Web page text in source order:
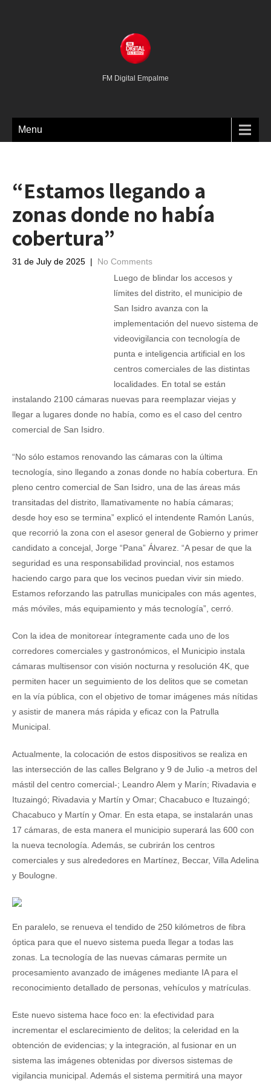
FM Digital Empalme
Menu
“Estamos llegando a
zonas donde no había
cobertura”
31 de July de 2025 | No Comments
Luego de blindar los accesos y
límites del distrito, el municipio de
San Isidro avanza con la
implementación del nuevo sistema de
videovigilancia con tecnología de
punta e inteligencia artificial en los
centros comerciales de las distintas
localidades. En total se están
instalando 2100 cámaras nuevas para reemplazar viejas y
llegar a lugares donde no había, como es el caso del centro
comercial de San Isidro.
“No sólo estamos renovando las cámaras con la última
tecnología, sino llegando a zonas donde no había cobertura. En
pleno centro comercial de San Isidro, una de las áreas más
transitadas del distrito, llamativamente no había cámaras;
desde hoy eso se termina” explicó el intendente Ramón Lanús,
que recorrió la zona con el asesor general de Gobierno y primer
candidato a concejal, Jorge “Pana” Álvarez. “A pesar de que la
seguridad es una responsabilidad provincial, nos estamos
haciendo cargo para que los vecinos puedan vivir sin miedo.
Estamos reforzando las patrullas municipales con más agentes,
más móviles, más equipamiento y más tecnología”, cerró.
Con la idea de monitorear íntegramente cada uno de los
corredores comerciales y gastronómicos, el Municipio instala
cámaras multisensor con visión nocturna y resolución 4K, que
permiten hacer un seguimiento de los delitos que se cometan
en la vía pública, con el objetivo de tomar imágenes más nítidas
y asistir de manera más rápida y eficaz con la Patrulla
Municipal.
Actualmente, la colocación de estos dispositivos se realiza en
las intersección de las calles Belgrano y 9 de Julio -a metros del
mástil del centro comercial-; Leandro Alem y Marín; Rivadavia e
Ituzaingó; Rivadavia y Martín y Omar; Chacabuco e Ituzaingó;
Chacabuco y Martín y Omar. En esta etapa, se instalarán unas
17 cámaras, de esta manera el municipio superará las 600 con
la nueva tecnología. Además, se cubrirán los centros
comerciales y sus alrededores en Martínez, Beccar, Villa Adelina
y Boulogne.
En paralelo, se renueva el tendido de 250 kilómetros de fibra
óptica para que el nuevo sistema pueda llegar a todas las
zonas. La tecnología de las nuevas cámaras permite un
procesamiento avanzado de imágenes mediante IA para el
reconocimiento detallado de personas, vehículos y matrículas.
Este nuevo sistema hace foco en: la efectividad para
incrementar el esclarecimiento de delitos; la celeridad en la
obtención de evidencias; y la integración, al fusionar en un
sistema las imágenes obtenidas por diversos sistemas de
vigilancia municipal. Además el sistema permitirá una mayor